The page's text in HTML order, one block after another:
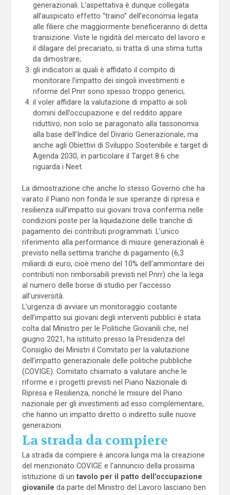
generazionali. L’aspettativa è dunque collegata
all’auspicato effetto “traino” dell’economia legata
alle filiere che maggiormente beneficeranno di detta
transizione. Viste le rigidità del mercato del lavoro e
il dilagare del precariato, si tratta di una stima tutta
da dimostrare;
gli indicatori ai quali è affidato il compito di
monitorare l’impatto dei singoli investimenti e
riforme del Pnrr sono spesso troppo generici;
il voler affidare la valutazione di impatto ai soli
domini dell’occupazione e del reddito appare
riduttivo, non solo se paragonato alla tassonomia
alla base dell’Indice del Divario Generazionale, ma
anche agli Obiettivi di Sviluppo Sostenibile e target di
Agenda 2030, in particolare il Target 8.6 che
riguarda i Neet.
La dimostrazione che anche lo stesso Governo che ha
varato il Piano non fonda le sue speranze di ripresa e
resilienza sull’impatto sui giovani trova conferma nelle
condizioni poste per la liquidazione delle tranche di
pagamento dei contributi programmati. L’unico
riferimento alla performance di misure generazionali è
previsto nella settima tranche di pagamento (6,3
miliardi di euro, cioè meno del 10% dell’ammontare dei
contributi non rimborsabili previsti nel Pnrr) che la lega
al numero delle borse di studio per l’accesso
all’università.
L’urgenza di avviare un monitoraggio costante
dell’impatto sui giovani degli interventi pubblici è stata
colta dal Ministro per le Politiche Giovanili che, nel
giugno 2021, ha istituito presso la Presidenza del
Consiglio dei Ministri il Comitato per la valutazione
dell’impatto generazionale delle politiche pubbliche
(COVIGE). Comitato chiamato a valutare anche le
riforme e i progetti previsti nel Piano Nazionale di
Ripresa e Resilienza, nonché le misure del Piano
nazionale per gli investimenti ad esso complementare,
che hanno un impatto diretto o indiretto sulle nuove
generazioni.
La strada da compiere
La strada da compiere è ancora lunga ma la creazione
del menzionato COVIGE e l’annuncio della prossima
istituzione di un tavolo per il patto dell’occupazione
giovanile da parte del Ministro del Lavoro lasciano ben